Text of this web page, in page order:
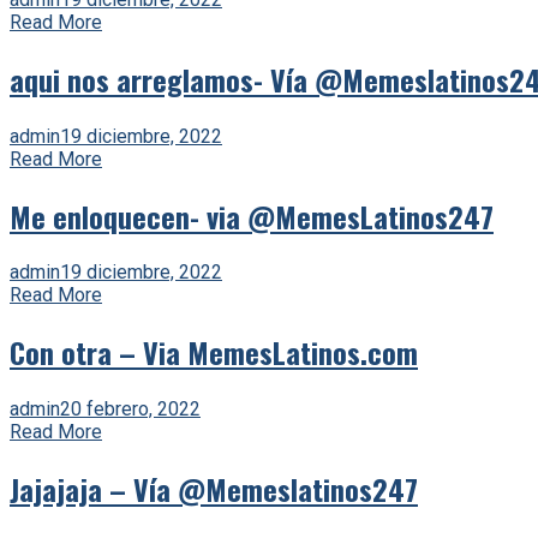
Read More
aqui nos arreglamos- Vía
admin19 diciembre, 2022
Read More
Me enloquecen- via @MemesLatinos247
admin19 diciembre, 2022
Read More
Con otra – Via MemesLatinos.com
admin20 febrero, 2022
Read More
Jajajaja – Vía @Memeslatinos247